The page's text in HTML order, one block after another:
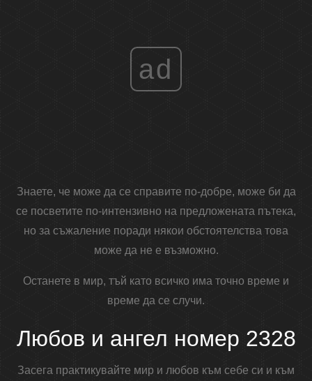
ad
Знаете, че може да се справите по-добре, може би да
се посветите по-интензивно на предложената пътека,
но за съжаление поради някои обстоятелства това
може да не е възможно.
Останете в мир, тъй като всичко има точно време и
време да се случи.
Любов и ангел номер 2328
Засега практикувайте мир и любов към себе си и към